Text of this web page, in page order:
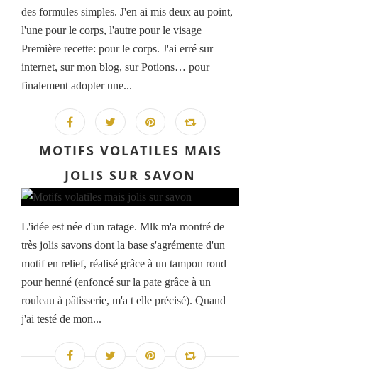
des formules simples. J'en ai mis deux au point,
l'une pour le corps, l'autre pour le visage
Première recette: pour le corps. J'ai erré sur
internet, sur mon blog, sur Potions… pour
finalement adopter une...
MOTIFS VOLATILES MAIS
JOLIS SUR SAVON
L'idée est née d'un ratage. Mlk m'a montré de
très jolis savons dont la base s'agrémente d'un
motif en relief, réalisé grâce à un tampon rond
pour henné (enfoncé sur la pate grâce à un
rouleau à pâtisserie, m'a t elle précisé). Quand
j'ai testé de mon...